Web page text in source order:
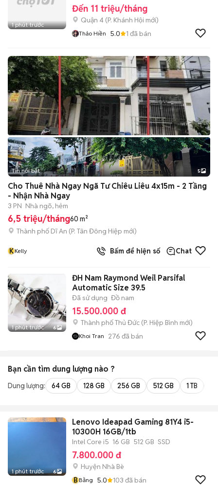
1 phút trước
Đến 11 triệu/tháng
Quận 4 (P. Khánh Hội mới)
Thảo Hiền 5.0 1 đã bán
Tin nổi bật 5
Cho Thuê Nhà Ngay Ngã Tư Chiêu Liêu 4x15m - 2 Tầng
- Nhận Nhà Ngay
3 PN Nhà ngõ, hẻm
6,5 triệu/tháng60 m²
Thành phố Dĩ An (P. Tân Đông Hiệp mới)
KKelly Bấm để hiện số Chat
1 phút trước 6
ĐH Nam Raymond Weil Parsifal
Automatic Size 39.5
Đã sử dụng Đồ nam
15.500.000 đ
Thành phố Thủ Đức (P. Hiệp Bình mới)
Khoi Tran 276 đã bán
Bạn cần tìm dung lượng nào ?
Dung lượng: 64 GB 128 GB 256 GB 512 GB 1 TB
1 phút trước 6
Lenovo Ideapad Gaming 81Y4 i5-
10300H 16GB/1tb
Intel Core i5 16 GB 512 GB SSD
7.800.000 đ
Huyện Nhà Bè
BBằng 5.0 103 đã bán